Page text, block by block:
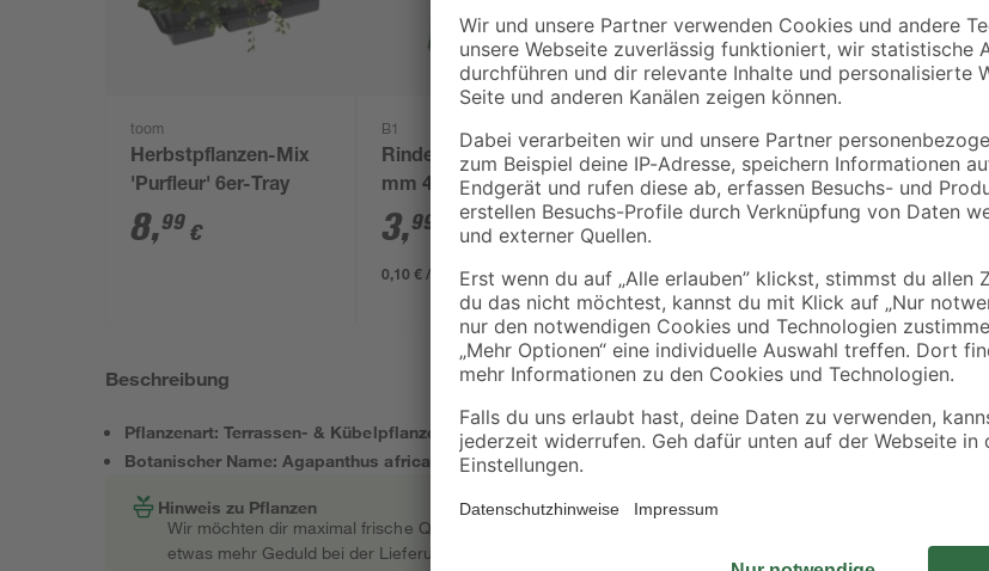
toom
Herbstpflanzen-Mix
'Purfleur' 6er-Tray
8,99 €
B1
Rindenmulch 0-40
mm 40 l
3,99
0,10 € / Liter
toom
Rosmarin 12 cm Topf
2,49
Bio
Topf, 3er-
14,99
Beschreibung
Pflanzenart: Terrassen- & Kübelpflanzen
Botanischer Name: Agapanthus africanus
Hinweis zu Pflanzen
Wir möchten dir maximal frische Qualität garantieren. Deswegen ordern wir deine Pflanze erst nach der
etwas mehr Geduld bei der Lieferung bitten müssen. So kannst du dich über eine frische und gesunde